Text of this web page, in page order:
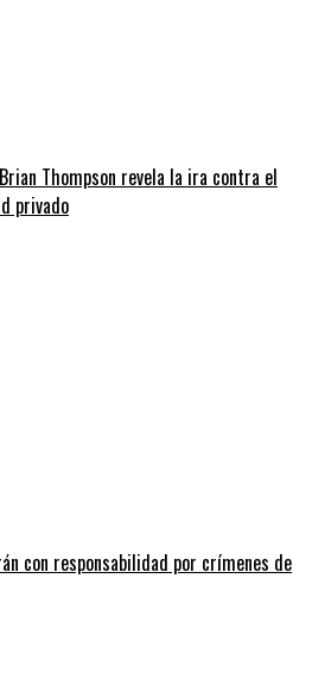
Thompson revela la ira contra el
privado
con responsabilidad por crímenes de